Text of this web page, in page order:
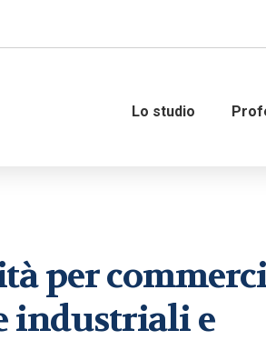
Lo studio
Consulenza strategica
per
industriali e